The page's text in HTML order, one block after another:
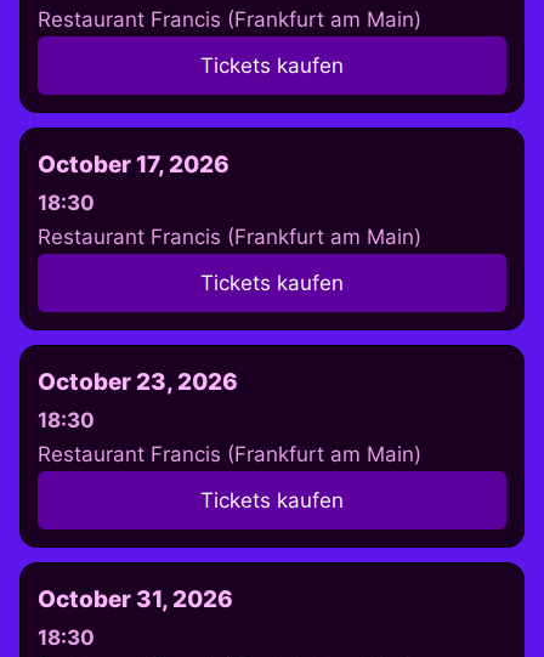
Restaurant Francis (Frankfurt am Main)
Tickets kaufen
October 17, 2026
18:30
Restaurant Francis (Frankfurt am Main)
Tickets kaufen
October 23, 2026
18:30
Restaurant Francis (Frankfurt am Main)
Tickets kaufen
October 31, 2026
18:30